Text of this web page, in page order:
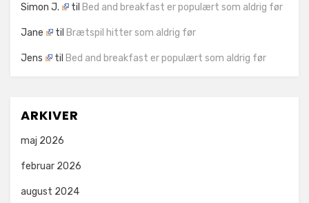
Simon J. til Bed and breakfast er populært som aldrig før
Jane til Brætspil hitter som aldrig før
Jens til Bed and breakfast er populært som aldrig før
ARKIVER
maj 2026
februar 2026
august 2024